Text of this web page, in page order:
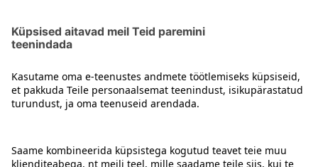
Muud taimsed